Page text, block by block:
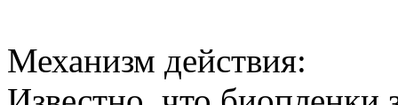
Механизм действия: